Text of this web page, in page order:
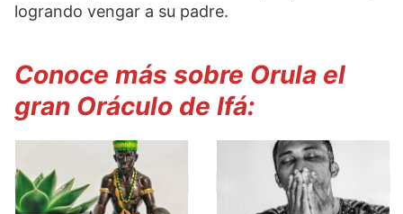
logrando vengar a su padre.
Conoce más sobre Orula el
gran Oráculo de Ifá: